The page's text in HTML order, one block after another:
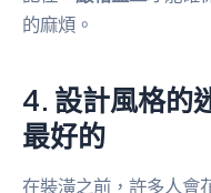
的麻煩。
4. 設計風格的
最好的
在裝潢之前，許多人會